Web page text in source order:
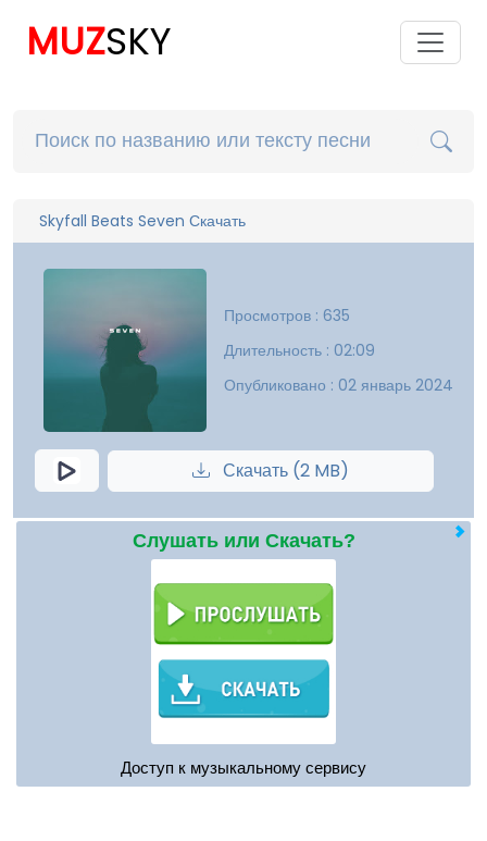
MUZSKY
Skyfall Beats Seven Скачать
Просмотров : 635
Длительность : 02:09
Опубликовано : 02 январь 2024
Скачать (2 MB)
Слушать или Скачать?
Доступ к музыкальному сервису